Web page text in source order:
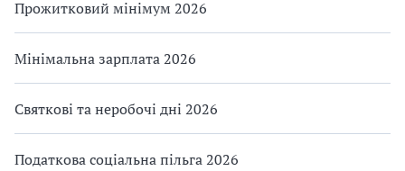
Прожитковий мінімум 2026
Мінімальна зарплата 2026
Святкові та неробочі дні 2026
Податкова соціальна пільга 2026